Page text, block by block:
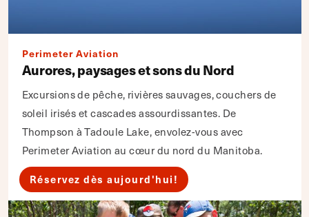
Perimeter Aviation
Aurores, paysages et sons du Nord
Excursions de pêche, rivières sauvages, couchers de
soleil irisés et cascades assourdissantes. De
Thompson à Tadoule Lake, envolez-vous avec
Perimeter Aviation au cœur du nord du Manitoba.
Réservez dès aujourd'hui!